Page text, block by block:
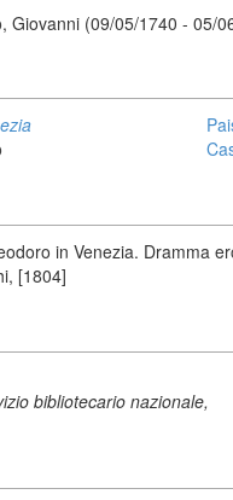
Giovanni (09/05/1740 - 05/
in Venezia. Dramma
[1804]
bibliotecario nazionale,